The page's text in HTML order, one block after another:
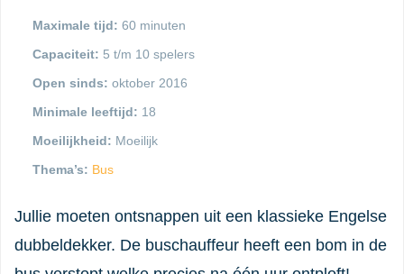
Maximale tijd: 60 minuten
Capaciteit: 5 t/m 10 spelers
Open sinds: oktober 2016
Minimale leeftijd: 18
Moeilijkheid: Moeilijk
Thema’s: Bus
Jullie moeten ontsnappen uit een klassieke Engelse
dubbeldekker. De buschauffeur heeft een bom in de